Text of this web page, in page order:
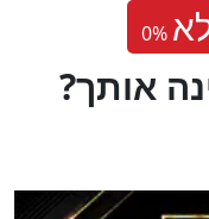
0%
אותך